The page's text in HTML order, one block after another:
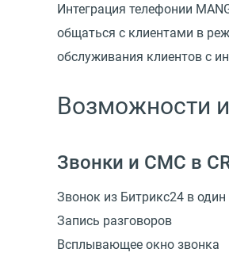
Интеграция телефонии
общаться с клиентами в
обслуживания клиентов с
Возможности
Звонки и СМС в
Звонок из Битрикс24 в один
Запись разговоров
Всплывающее окно звонка